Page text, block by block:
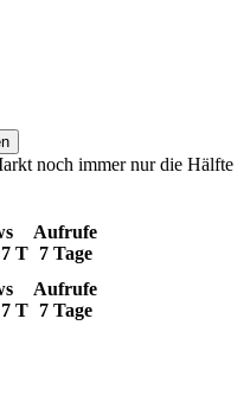
noch immer nur die Hälfte
T
Aufrufe
7 Tage
T
Aufrufe
7 Tage